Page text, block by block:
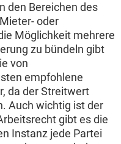
den Bereichen des
oder
Möglichkeit mehrere
zu bündeln gibt
von
empfohlene
da der Streitwert
Auch wichtig ist der
gibt es die
Instanz jede Partei